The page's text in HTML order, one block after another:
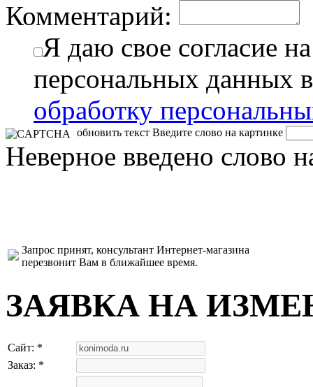
Комментарий:
Я даю свое согласие
персональных данных
обработку
обновить текст Введите слово на картинке
Неверное введено слово
Запрос принят, консультант Интернет-магазина
перезвонит Вам в ближайшее время.
ЗАЯВКА НА
Сайт: *
Заказ: *